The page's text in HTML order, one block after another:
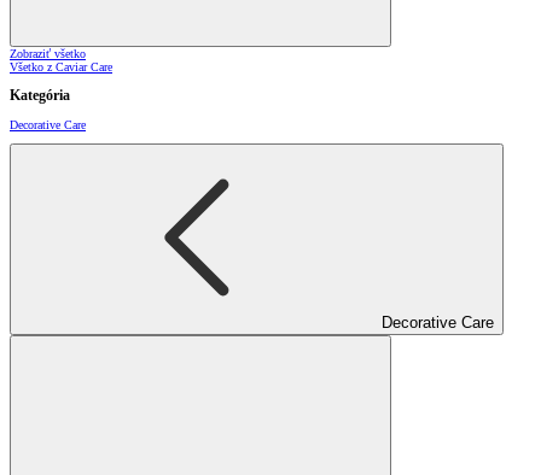
Zobraziť všetko
Všetko z Caviar Care
Kategória
Decorative Care
Decorative Care